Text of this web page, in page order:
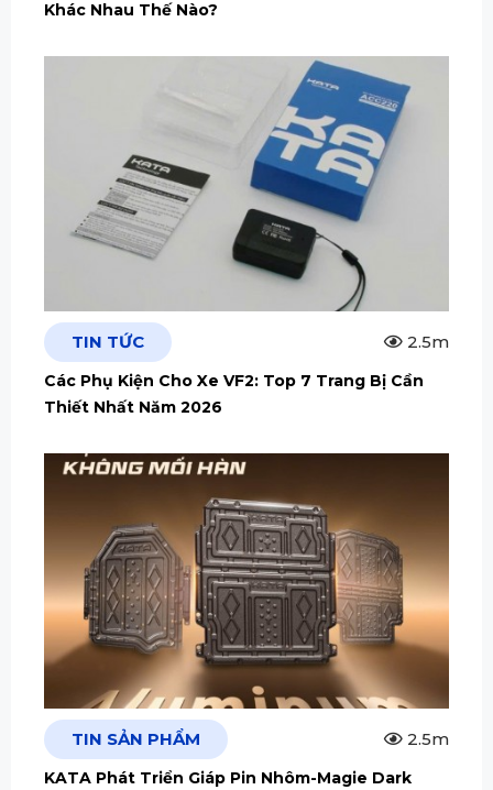
Khác Nhau Thế Nào?
TIN TỨC 2.5m
Các Phụ Kiện Cho Xe VF2: Top 7 Trang Bị Cần
Thiết Nhất Năm 2026
TIN SẢN PHẨM 2.5m
KATA Phát Triển Giáp Pin Nhôm-Magie Dark